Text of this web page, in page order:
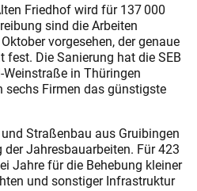
Friedhof wird für 137 000
sind die Arbeiten
vorgesehen, der genaue
Die Sanierung hat die SEB
in Thüringen
sechs Firmen das günstigste
Straßenbau aus Gruibingen
Jahresbauarbeiten. Für 423
Jahre für die Behebung kleiner
und sonstiger Infrastruktur